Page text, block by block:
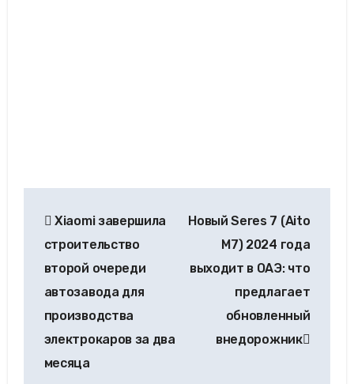
Xiaomi завершила
строительство
второй очереди
автозавода для
производства
электрокаров за два
месяца
Новый Seres 7 (Aito
M7) 2024 года
выходит в ОАЭ: что
предлагает
обновленный
внедорожник